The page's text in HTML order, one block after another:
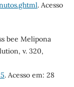
. Acesso
bee Melipona
v. 320,
. Acesso em: 28